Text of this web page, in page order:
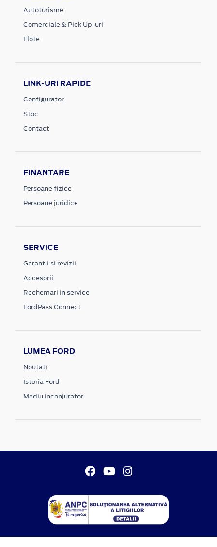
Autoturisme
Comerciale & Pick Up-uri
Flote
LINK-URI RAPIDE
Configurator
Stoc
Contact
FINANTARE
Persoane fizice
Persoane juridice
SERVICE
Garantii si revizii
Accesorii
Rechemari in service
FordPass Connect
LUMEA FORD
Noutati
Istoria Ford
Mediu inconjurator